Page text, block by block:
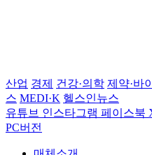
산업 경제 건강·의학 제약·바
스 MEDI·K 헬스인뉴스
유튜브 인스타그램 페이스북
PC버전